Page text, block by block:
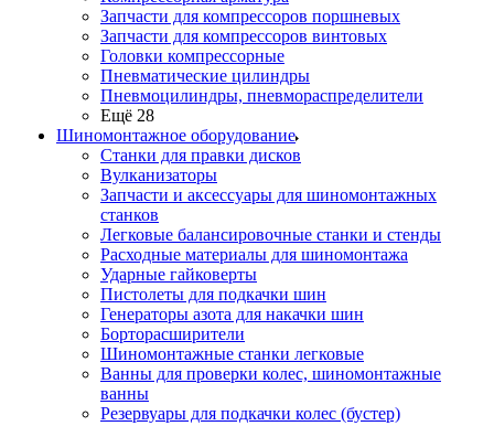
Запчасти для компрессоров поршневых
Запчасти для компрессоров винтовых
Головки компрессорные
Пневматические цилиндры
Пневмоцилиндры, пневмораспределители
Ещё 28
Шиномонтажное оборудование
Станки для правки дисков
Вулканизаторы
Запчасти и аксессуары для шиномонтажных
станков
Легковые балансировочные станки и стенды
Расходные материалы для шиномонтажа
Ударные гайковерты
Пистолеты для подкачки шин
Генераторы азота для накачки шин
Борторасширители
Шиномонтажные станки легковые
Ванны для проверки колес, шиномонтажные
ванны
Резервуары для подкачки колес (бустер)